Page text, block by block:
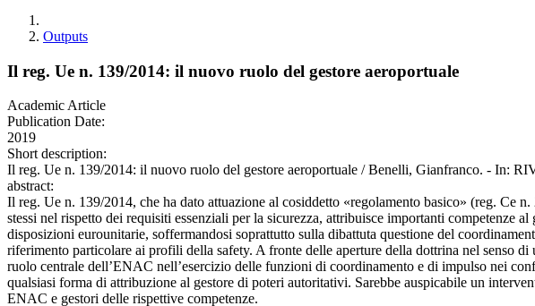
Outputs
Il reg. Ue n. 139/2014: il nuovo ruolo del gestore aeroportuale
Academic Article
Publication Date:
2019
Short description:
Il reg. Ue n. 139/2014: il nuovo ruolo del gestore aeroportuale / Benelli, Gianfranco. -
abstract:
Il reg. Ue n. 139/2014, che ha dato attuazione al cosiddetto «regolamento basico» (reg. Ce
stessi nel rispetto dei requisiti essenziali per la sicurezza, attribuisce importanti competenze
disposizioni eurounitarie, soffermandosi soprattutto sulla dibattuta questione del
riferimento particolare ai profili della safety. A fronte delle aperture della dottrina nel senso
ruolo centrale dell’ENAC nell’esercizio delle funzioni di coordinamento e di impulso nei
qualsiasi forma di attribuzione al gestore di poteri autoritativi. Sarebbe auspicabile un
ENAC e gestori delle rispettive competenze.